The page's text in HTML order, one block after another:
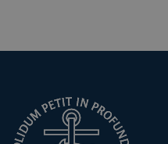
PHP.net
app.geckobooking.dk